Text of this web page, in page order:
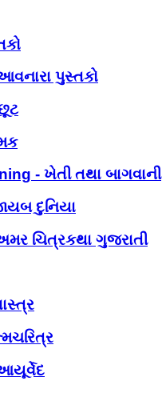
પુસ્તકો
- ખેતી તથા બાગવાની
દુનિયા
ચિત્રકથા ગુજરાતી